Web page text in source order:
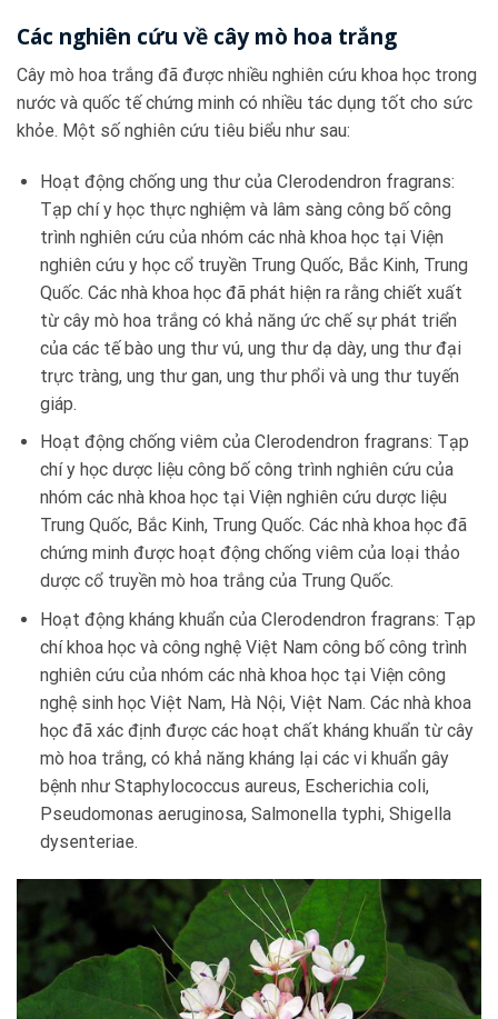
Các nghiên cứu về cây mò hoa trắng
Cây mò hoa trắng đã được nhiều nghiên cứu khoa học trong
nước và quốc tế chứng minh có nhiều tác dụng tốt cho sức
khỏe. Một số nghiên cứu tiêu biểu như sau:
Hoạt động chống ung thư của Clerodendron fragrans:
Tạp chí y học thực nghiệm và lâm sàng công bố công
trình nghiên cứu của nhóm các nhà khoa học tại Viện
nghiên cứu y học cổ truyền Trung Quốc, Bắc Kinh, Trung
Quốc. Các nhà khoa học đã phát hiện ra rằng chiết xuất
từ cây mò hoa trắng có khả năng ức chế sự phát triển
của các tế bào ung thư vú, ung thư dạ dày, ung thư đại
trực tràng, ung thư gan, ung thư phổi và ung thư tuyến
giáp.
Hoạt động chống viêm của Clerodendron fragrans: Tạp
chí y học dược liệu công bố công trình nghiên cứu của
nhóm các nhà khoa học tại Viện nghiên cứu dược liệu
Trung Quốc, Bắc Kinh, Trung Quốc. Các nhà khoa học đã
chứng minh được hoạt động chống viêm của loại thảo
dược cổ truyền mò hoa trắng của Trung Quốc.
Hoạt động kháng khuẩn của Clerodendron fragrans: Tạp
chí khoa học và công nghệ Việt Nam công bố công trình
nghiên cứu của nhóm các nhà khoa học tại Viện công
nghệ sinh học Việt Nam, Hà Nội, Việt Nam. Các nhà khoa
học đã xác định được các hoạt chất kháng khuẩn từ cây
mò hoa trắng, có khả năng kháng lại các vi khuẩn gây
bệnh như Staphylococcus aureus, Escherichia coli,
Pseudomonas aeruginosa, Salmonella typhi, Shigella
dysenteriae.